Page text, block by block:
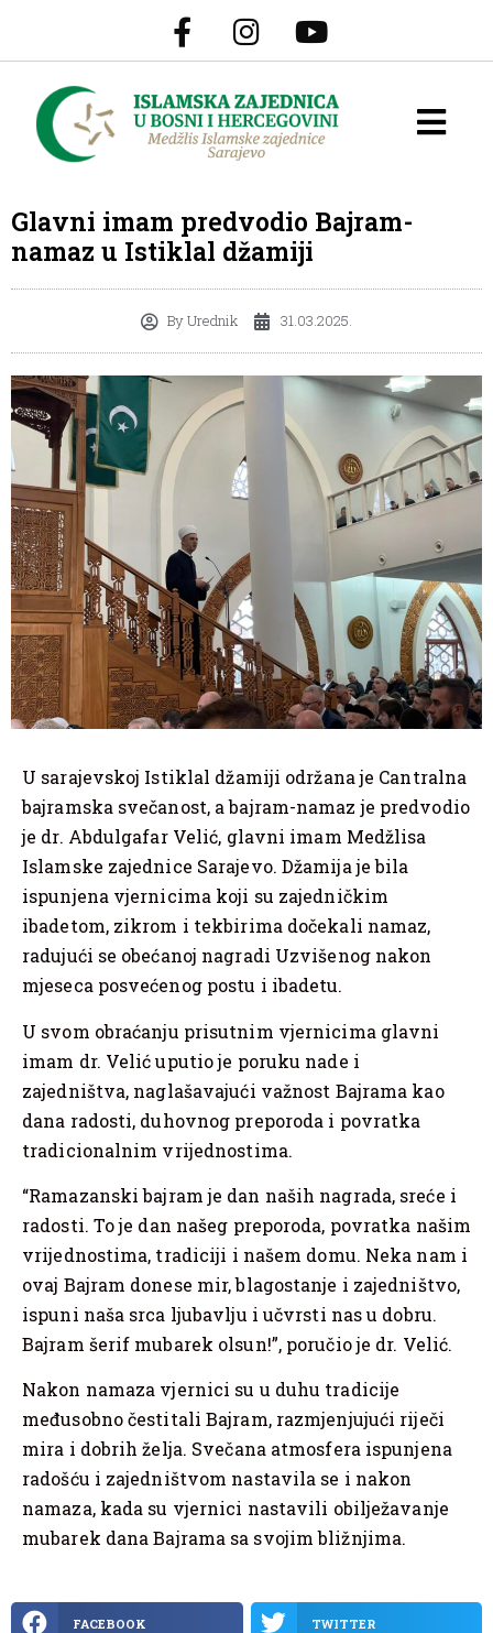
Glavni imam predvodio Bajram-
namaz u Istiklal džamiji
ByUrednik 31.03.2025.
U sarajevskoj Istiklal džamiji održana je Cantralna
bajramska svečanost, a bajram-namaz je predvodio
je dr. Abdulgafar Velić, glavni imam Medžlisa
Islamske zajednice Sarajevo. Džamija je bila
ispunjena vjernicima koji su zajedničkim
ibadetom, zikrom i tekbirima dočekali namaz,
radujući se obećanoj nagradi Uzvišenog nakon
mjeseca posvećenog postu i ibadetu.
U svom obraćanju prisutnim vjernicima glavni
imam dr. Velić uputio je poruku nade i
zajedništva, naglašavajući važnost Bajrama kao
dana radosti, duhovnog preporoda i povratka
tradicionalnim vrijednostima.
“Ramazanski bajram je dan naših nagrada, sreće i
radosti. To je dan našeg preporoda, povratka našim
vrijednostima, tradiciji i našem domu. Neka nam i
ovaj Bajram donese mir, blagostanje i zajedništvo,
ispuni naša srca ljubavlju i učvrsti nas u dobru.
Bajram šerif mubarek olsun!”, poručio je dr. Velić.
Nakon namaza vjernici su u duhu tradicije
međusobno čestitali Bajram, razmjenjujući riječi
mira i dobrih želja. Svečana atmosfera ispunjena
radošću i zajedništvom nastavila se i nakon
namaza, kada su vjernici nastavili obilježavanje
mubarek dana Bajrama sa svojim bližnjima.
FACEBOOK TWITTER